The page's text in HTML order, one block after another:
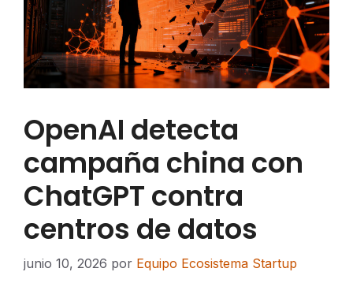
OpenAI detecta
campaña china con
ChatGPT contra
centros de datos
junio 10, 2026 por Equipo Ecosistema Startup